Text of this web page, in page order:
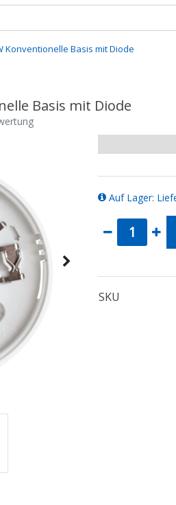
Konventionelle Basis mit Diode
Basis mit Diode
Auf Lager:
SKU